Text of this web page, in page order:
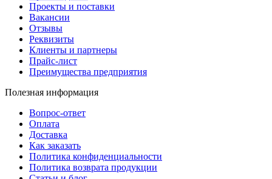
Проекты и поставки
Вакансии
Отзывы
Реквизиты
Клиенты и партнеры
Прайс-лист
Преимущества предприятия
Полезная информация
Вопрос-ответ
Оплата
Доставка
Как заказать
Политика конфиденциальности
Политика возврата продукции